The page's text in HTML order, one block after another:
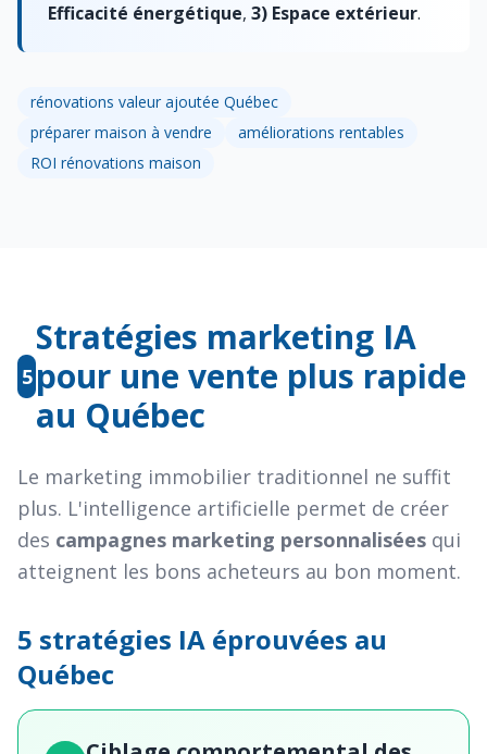
Efficacité énergétique, 3) Espace extérieur.
rénovations valeur ajoutée Québec
préparer maison à vendre
améliorations rentables
ROI rénovations maison
5
Stratégies marketing IA
pour une vente plus rapide
au Québec
Le marketing immobilier traditionnel ne suffit
plus. L'intelligence artificielle permet de créer
des campagnes marketing personnalisées qui
atteignent les bons acheteurs au bon moment.
5 stratégies IA éprouvées au
Québec